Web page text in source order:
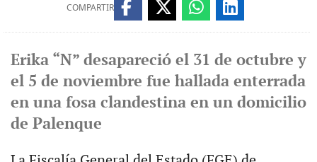
COMPARTIR
Erika “N” desapareció el 31 de octubre y
el 5 de noviembre fue hallada enterrada
en una fosa clandestina en un domicilio
de Palenque